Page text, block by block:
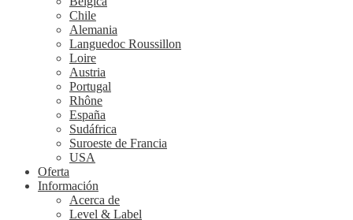
Chile
Alemania
Languedoc Roussillon
Loire
Austria
Portugal
Rhône
España
Sudáfrica
Suroeste de Francia
USA
Oferta
Información
Acerca de
Level & Label